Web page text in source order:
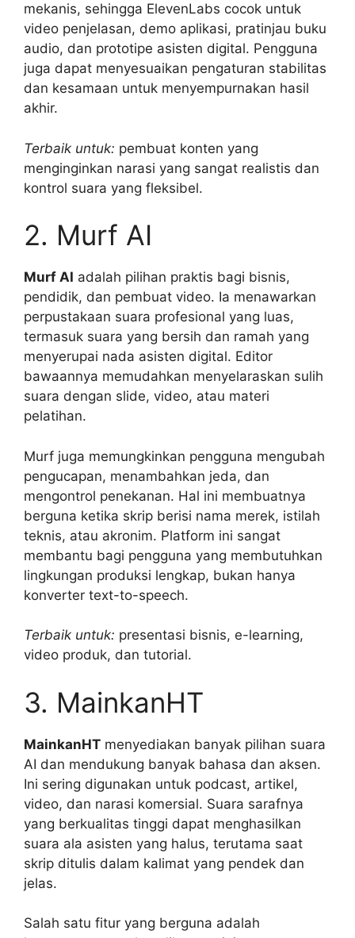
mekanis, sehingga ElevenLabs cocok untuk
video penjelasan, demo aplikasi, pratinjau buku
audio, dan prototipe asisten digital. Pengguna
juga dapat menyesuaikan pengaturan stabilitas
dan kesamaan untuk menyempurnakan hasil
akhir.
Terbaik untuk: pembuat konten yang
menginginkan narasi yang sangat realistis dan
kontrol suara yang fleksibel.
2. Murf AI
Murf AI adalah pilihan praktis bagi bisnis,
pendidik, dan pembuat video. Ia menawarkan
perpustakaan suara profesional yang luas,
termasuk suara yang bersih dan ramah yang
menyerupai nada asisten digital. Editor
bawaannya memudahkan menyelaraskan sulih
suara dengan slide, video, atau materi
pelatihan.
Murf juga memungkinkan pengguna mengubah
pengucapan, menambahkan jeda, dan
mengontrol penekanan. Hal ini membuatnya
berguna ketika skrip berisi nama merek, istilah
teknis, atau akronim. Platform ini sangat
membantu bagi pengguna yang membutuhkan
lingkungan produksi lengkap, bukan hanya
konverter text-to-speech.
Terbaik untuk: presentasi bisnis, e-learning,
video produk, dan tutorial.
3. MainkanHT
MainkanHT menyediakan banyak pilihan suara
AI dan mendukung banyak bahasa dan aksen.
Ini sering digunakan untuk podcast, artikel,
video, dan narasi komersial. Suara sarafnya
yang berkualitas tinggi dapat menghasilkan
suara ala asisten yang halus, terutama saat
skrip ditulis dalam kalimat yang pendek dan
jelas.
Salah satu fitur yang berguna adalah